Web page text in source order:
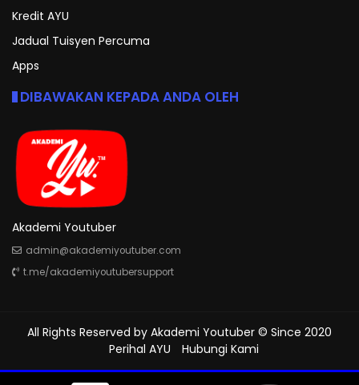
Kredit AYU
Jadual Tuisyen Percuma
Apps
DIBAWAKAN KEPADA ANDA OLEH
Akademi Youtuber
admin@akademiyoutuber.com
t.me/akademiyoutubersupport
All Rights Reserved by Akademi Youtuber © Since 2020
Perihal AYU
Hubungi Kami